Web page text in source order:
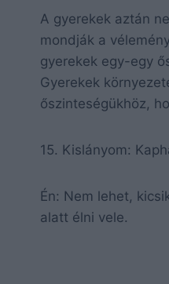
A gyerekek aztán
mondják a
gyerekek egy-egy
Gyerekek
őszinteségükhöz,
15. Kislányom:
Én: Nem lehet,
alatt élni vele.